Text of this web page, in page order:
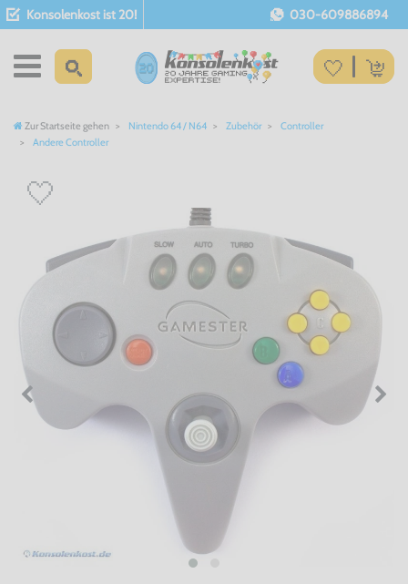
Konsolenkost ist 20! 030-609886894
Zur Startseite gehen Nintendo 64 / N64 Zubehör
Controller
Andere Controller